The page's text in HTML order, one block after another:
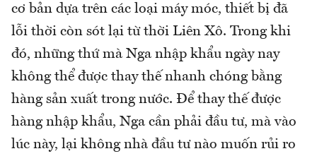
cơ bản dựa trên các loại máy móc, thiết bị đã
lỗi thời còn sót lại từ thời Liên Xô. Trong khi
đó, những thứ mà Nga nhập khẩu ngày nay
không thể được thay thế nhanh chóng bằng
hàng sản xuất trong nước. Để thay thế được
hàng nhập khẩu, Nga cần phải đầu tư, mà vào
lúc này, lại không nhà đầu tư nào muốn rủi ro